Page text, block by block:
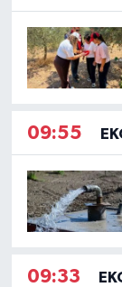
09:55
09:33